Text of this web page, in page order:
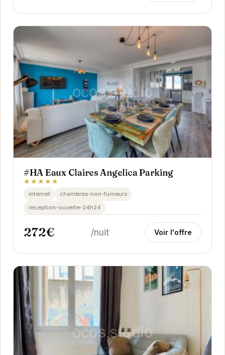
#HA Eaux Claires Angelica Parking
★★★★★
internet
chambres-non-fumeurs
reception-ouverte-24h24
272€ /nuit Voir l'offre